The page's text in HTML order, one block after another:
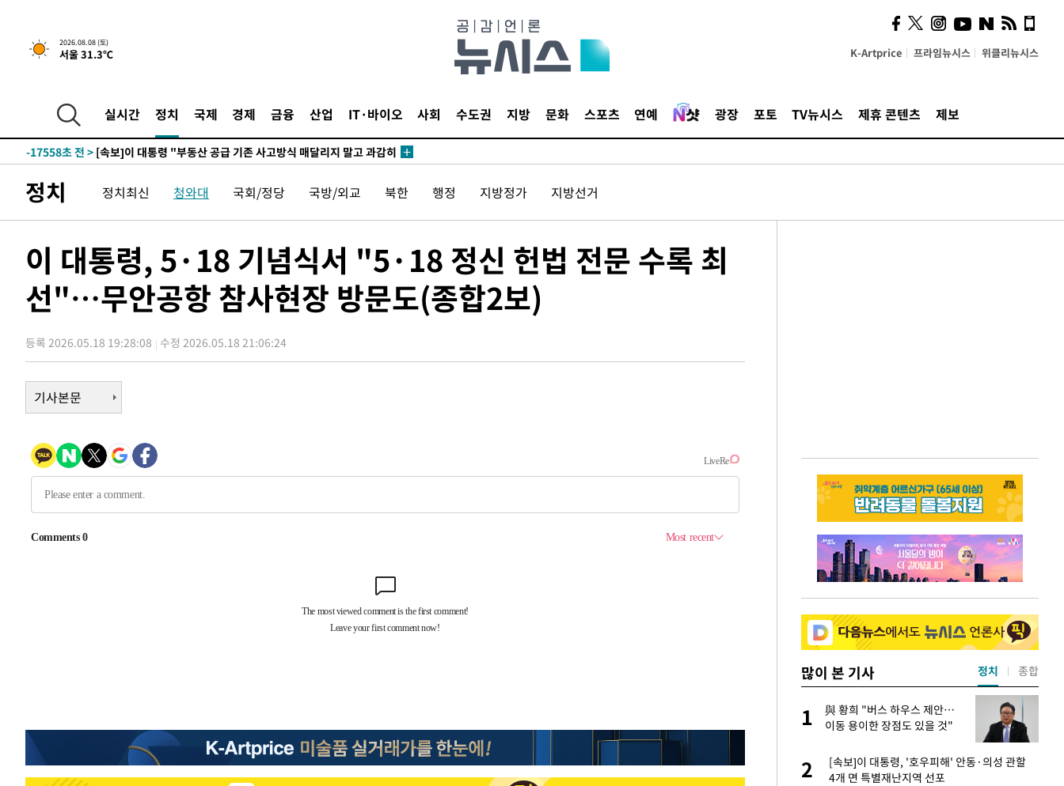
2026.08.08 (토)
서울 31.3℃ K-Artprice 프라임뉴시스 위클리뉴시스
실시간 정치 국제 경제 금융 산업 IT·바이오 사회 수도권 지방 문화 스포츠 연예 광장 포토 TV뉴시스 제휴 콘텐츠 제보
1시간 전 >[속보]규제합리화위원회 부위원장에 김태유 서울대 공대 교수…이병태
하향수정 (2보)
-21695초 전 >
[속보] 미 사업체, 일자리 7월에 2.3만 개 줄어…실업률은 4.1%로
-17558초 전 >[속보]이 대통령 "부동산 공급 기존 사고방식 매달리지 말고 과감히
실천"
-16643초 전 > 이란, "오만과 '중앙 단일 루트' 합의…북쪽 인바운드·남쪽 아웃바
-8211초 전 >
-8175초 전 >
[속보]이 대통령, '호우피해' 안동·의성 관할 4개 면 특별재난지역 선
포
-8138초 전 >[단독]중수청 지원 검사들, 정원 초과 시 낮은 계급 임용…희망지 못
-6109초 전 > 낮 최고 37도 찜통더위…곳곳 소나기·강원 많은 비[내일날씨]
-4415초 전 > SK하이닉스, 용인·청주 팹에 54조 투자…"AI 메모리 수요 선제 대
응"
-1271초 전 >
여자배구 이재영·이다영 자매, 아제르바이잔 투란VC 입단
-524초 전 >
외국인 심판 성 접대 7경기 들여다보니…한국 축구 '5승 2무'
[속보]코스닥, 2.86포인트(0.36%) 내린 798.81마감
-191초 전 >[속보]원·달러 환율, 7.7원 내린 1416.1원 마감
-80초 전 >[속보] 노원서 40.1도 관측…서울, 2018년 이후 첫 40도
1시간 전 >외신들도 주목한 韓축구 파문…"국민적 공분에 수사 재개"
1시간 전 >11시간 압수수색에 성접대 파문까지…'쑥대밭' 된 축구협회
1시간 전 >[속보]규제합리화위원회 부위원장에 김태유 서울대 공대 교수…이병태
후임
-25108초 전 >이강인, 폭염 속 AT마드리드 첫 훈련…80명 식사 대접까지(종합)
-22247초 전 >
[속보]이 대통령 "부동산 공급 기존 사고방식 매달리지 말고 과감히
이란, "오만과 '중앙 단일 루트' 합의…북쪽 인바운드·남쪽 아웃바
"낮 기온 소폭 하락"…수도권 폭염중대경보, 폭염경보로 하향
응"
-1271초 전 >여자배구 이재영·이다영 자매, 아제르바이잔 투란VC 입단
-524초 전 >
외국인 심판 성 접대 7경기 들여다보니…한국 축구 '5승 2무'
-258초 전 >[속보]코스닥, 2.86포인트(0.36%) 내린 798.81마감
정치 정치최신 청와대 국회/정당 국방/외교 북한 행정 지방정가 지방선거
이 대통령, 5·18 기념식서 "5·18 정신 헌법 전문 수록 최
선"…무안공항 참사현장 방문도(종합2보)
등록 2026.05.18 19:28:08 수정 2026.05.18 21:06:24
기사본문
많이 본 기사
2
외국인 심판 성 접대 7경기 들여다보니…한
국 축구 '5승 2무'
1
與 황희 "버스 하우스 제안…
이동 용이한 장점도 있을 것"
2
[속보]이 대통령, '호우피해' 안동·의성 관할
4개 면 특별재난지역 선포
정치 종합